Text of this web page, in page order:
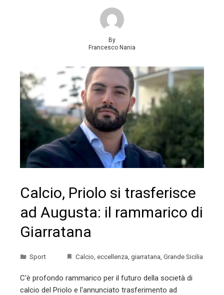
By
Francesco Nania
Calcio, Priolo si trasferisce
ad Augusta: il rammarico di
Giarratana
Sport Calcio eccellenza giarratana Grande Sicilia
C'è profondo rammarico per il futuro della società di
calcio del Priolo e l'annunciato trasferimento ad